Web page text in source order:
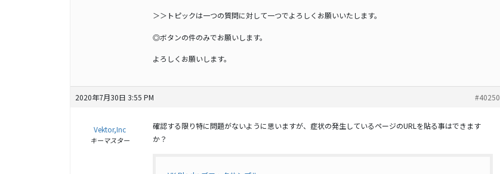
＞＞トピックは一つの質問に対して一つでよろしくお願いいたします。
◎ボタンの件のみでお願いします。
よろしくお願いします。
2020年7月30日 3:55 PM #40250
Vektor,Inc
キーマスター
確認する限り特に問題がないように思いますが、症状の発生しているページのURLを貼る事はできます
か？